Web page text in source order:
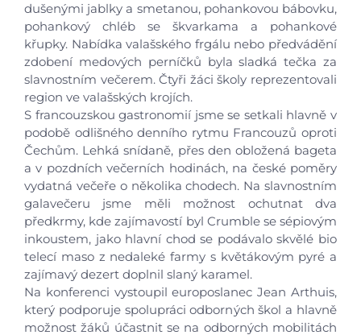
Úvod
Aktuálně
Škola
Studium
dušenými jablky a smetanou, pohankovou bábovku,
pohankový chléb se škvarkama a pohankové
křupky. Nabídka valašského frgálu nebo předvádění
zdobení medových perníčků byla sladká tečka za
slavnostním večerem. Čtyři žáci školy reprezentovali
region ve valašských krojích.
S francouzskou gastronomií jsme se setkali hlavně v
podobě odlišného denního rytmu Francouzů oproti
Čechům. Lehká snídaně, přes den obložená bageta
a v pozdních večerních hodinách, na české poměry
vydatná večeře o několika chodech. Na slavnostním
galavečeru jsme měli možnost ochutnat dva
předkrmy, kde zajímavostí byl Crumble se sépiovým
inkoustem, jako hlavní chod se podávalo skvělé bio
telecí maso z nedaleké farmy s květákovým pyré a
zajímavý dezert doplnil slaný karamel.
Na konferenci vystoupil europoslanec Jean Arthuis,
který podporuje spolupráci odborných škol a hlavně
možnost žáků účastnit se na odborných mobilitách